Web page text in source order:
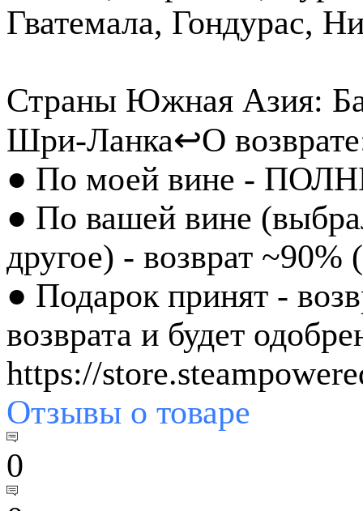
Гватемала, Гондурас,
Страны Южная Азия:
Шри-Ланка↩️О
● По моей вине -
● По вашей вине
другое) - возврат ~90%
● Подарок принят -
возврата и будет
https://
Отзывы о товаре
0